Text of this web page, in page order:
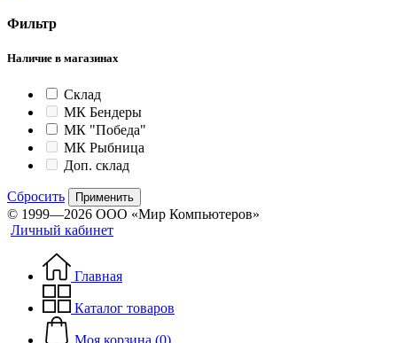
Фильтр
Наличие в магазинах
Склад
МК Бендеры
МК "Победа"
МК Рыбница
Доп. склад
Сбросить Применить
© 1999—2026 ООО «Мир Компьютеров»
Личный кабинет
Главная
Каталог товаров
Моя корзина (0)